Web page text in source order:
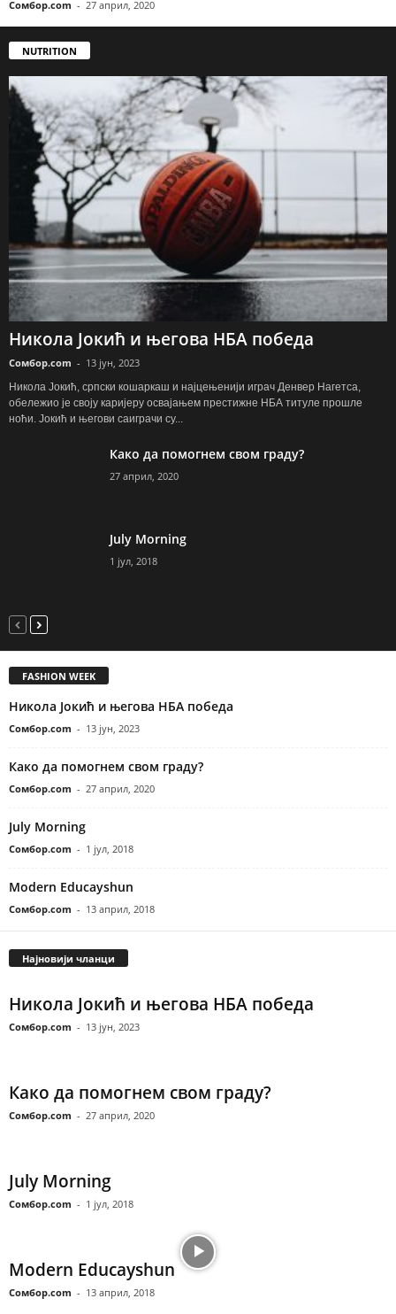
Сомбор.com - 27 април, 2020
NUTRITION
Никола Јокић и његова НБА победа
Сомбор.com - 13 јун, 2023
Никола Јокић, српски кошаркаш и најцењенији играч Денвер Нагетса,
обележио је своју каријеру освајањем престижне НБА титуле прошле
ноћи. Јокић и његови саиграчи су...
Како да помогнем свом граду?
27 април, 2020
July Morning
1 јул, 2018
FASHION WEEK
Никола Јокић и његова НБА победа
Сомбор.com - 13 јун, 2023
Како да помогнем свом граду?
Сомбор.com - 27 април, 2020
July Morning
Сомбор.com - 1 јул, 2018
Modern Educayshun
Сомбор.com - 13 април, 2018
Најновији чланци
Никола Јокић и његова НБА победа
Сомбор.com - 13 јун, 2023
Како да помогнем свом граду?
Сомбор.com - 27 април, 2020
July Morning
Сомбор.com - 1 јул, 2018
Modern Educayshun
Сомбор.com - 13 април, 2018